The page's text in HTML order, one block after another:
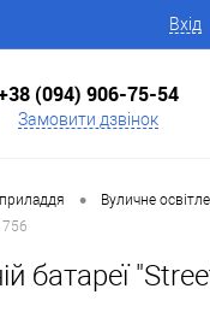
Вхід
(094) 906-75-54
Замовити дзвінок
• Вуличне
батареї